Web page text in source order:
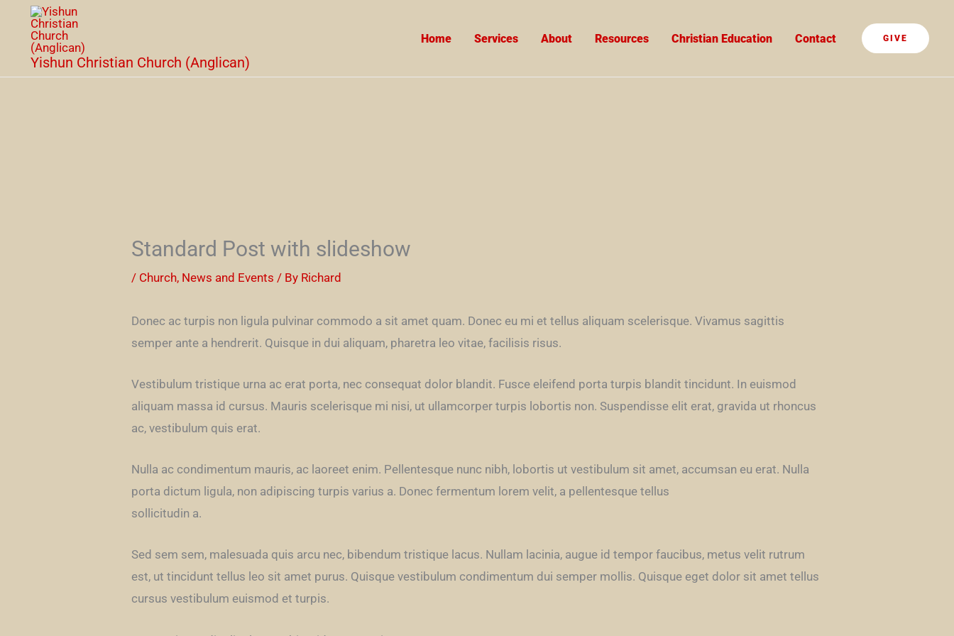
contentYishun Christian Church (Anglican)
Home Services About Resources Christian Education Contact GIVE
Standard Post with slideshow
/ Church, News and Events / By Richard
Donec ac turpis non ligula pulvinar commodo a sit amet quam. Donec eu mi et tellus aliquam scelerisque. Vivamus sagittis
semper ante a hendrerit. Quisque in dui aliquam, pharetra leo vitae, facilisis risus.
Vestibulum tristique urna ac erat porta, nec consequat dolor blandit. Fusce eleifend porta turpis blandit tincidunt. In euismod
aliquam massa id cursus. Mauris scelerisque mi nisi, ut ullamcorper turpis lobortis non. Suspendisse elit erat, gravida ut rhoncus
ac, vestibulum quis erat.
Nulla ac condimentum mauris, ac laoreet enim. Pellentesque nunc nibh, lobortis ut vestibulum sit amet, accumsan eu erat. Nulla
porta dictum ligula, non adipiscing turpis varius a. Donec fermentum lorem velit, a pellentesque tellus
sollicitudin a.
Sed sem sem, malesuada quis arcu nec, bibendum tristique lacus. Nullam lacinia, augue id tempor faucibus, metus velit rutrum
est, ut tincidunt tellus leo sit amet purus. Quisque vestibulum condimentum dui semper mollis. Quisque eget dolor sit amet tellus
cursus vestibulum euismod et turpis.